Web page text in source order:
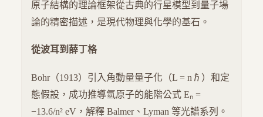
原子結構的理論框架從古典的行星模型到量子場
論的精密描述，是現代物理與化學的基石。
從波耳到薛丁格
Bohr（1913）引入角動量量子化（L = nℏ）和定
態假設，成功推導氫原子的能階公式 Eₙ =
−13.6/n² eV，解釋 Balmer、Lyman 等光譜系列。